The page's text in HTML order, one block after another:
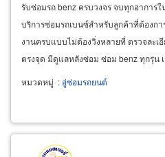
รับซ่อมรถ benz ครบวงจร จบทุกอาการใ
บริการซ่อมรถเบนซ์สำหรับลูกค้าที่ต้องก
งานครบแบบไม่ต้องวิ่งหลายที่ ตรวจละเ
ตรงจุด มีดูแลหลังซ่อม ซ่อม benz ทุกรุ่น
class, c-class, cla, cls, e-class, s-class,
glc, gle, gls, v-class, sprinter, amg แล
หมวดหมู่ : อู่ซ่อมรถยนต์